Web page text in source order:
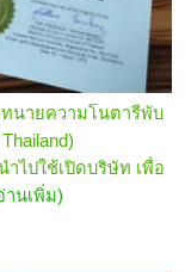
ทนายความโนตารีพับ
ำไปใช้เปิดบริษัท เพื่อ
านเพิ่ม)